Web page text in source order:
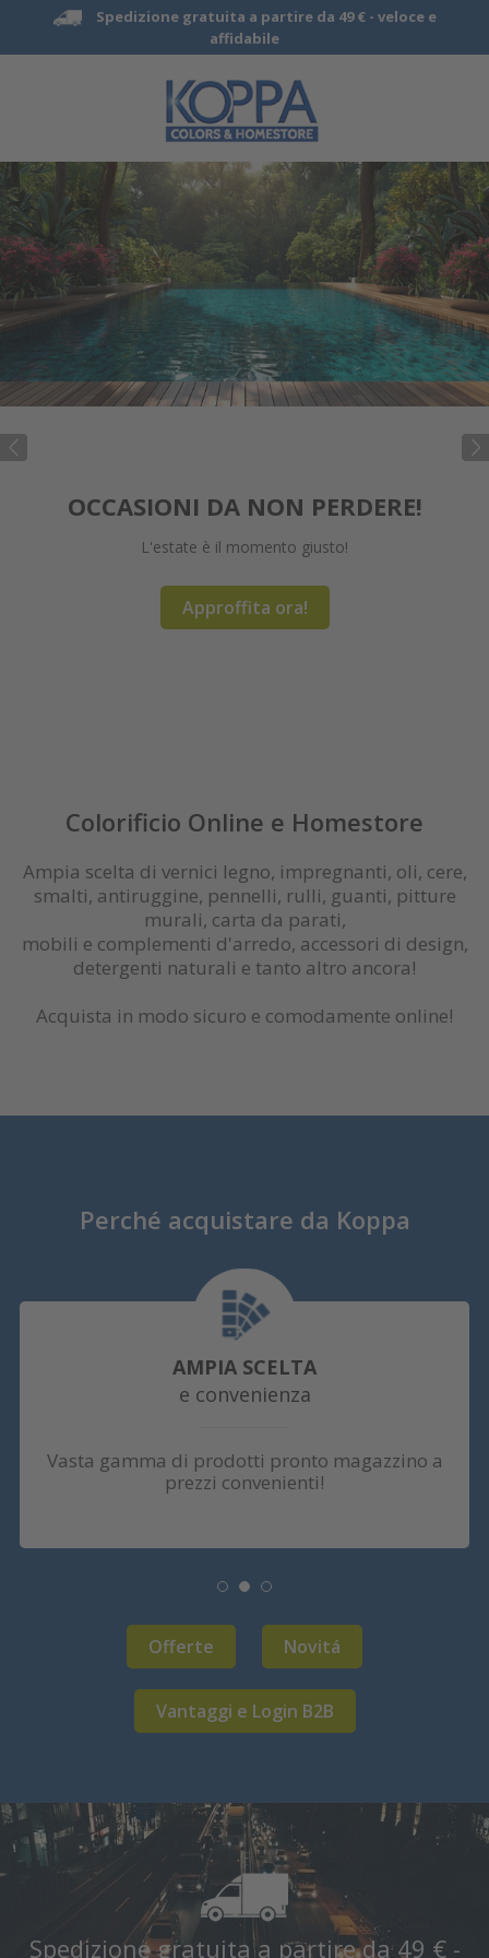
Spedizione gratuita a partire da 49 € - veloce e
affidabile
Maggiori informazioni
OCCASIONI DA NON PERDERE!
L'estate è il momento giusto!
Approffita ora!
Finitura Extreme
Vernici superior
Contattaci ora
Vernici a lunga durata
Ordina ora
Detergenti naturali
Rinnovo e restauro
Pitture e silicati
OUTLET
Le ultime tendenze e outlet!
Vernici spray innovativi
Pennelli e plafoni
Colorificio Online e Homestore
Ampia scelta di vernici legno, impregnanti, oli, cere,
smalti, antiruggine, pennelli, rulli, guanti, pitture
murali, carta da parati,
mobili e complementi d'arredo, accessori di design,
detergenti naturali e tanto altro ancora!
Acquista in modo sicuro e comodamente online!
Perché acquistare da Koppa
AMPIA SCELTA
e convenienza
Vasta gamma di prodotti pronto magazzino a
prezzi convenienti!
Offerte Novitá
Vantaggi e Login B2B
Spedizione gratuita a partire da 49 € -